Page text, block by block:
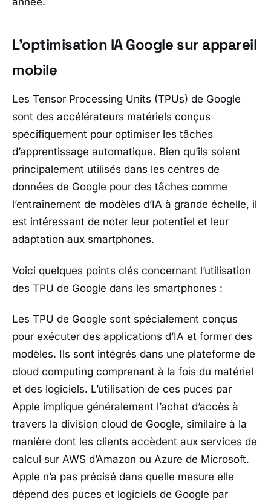
L’optimisation IA Google sur appareil
mobile
Les Tensor Processing Units (TPUs) de Google
sont des accélérateurs matériels conçus
spécifiquement pour optimiser les tâches
d’apprentissage automatique. Bien qu’ils soient
principalement utilisés dans les centres de
données de Google pour des tâches comme
l’entraînement de modèles d’IA à grande échelle, il
est intéressant de noter leur potentiel et leur
adaptation aux smartphones.
Voici quelques points clés concernant l’utilisation
des TPU de Google dans les smartphones :
Les TPU de Google sont spécialement conçus
pour exécuter des applications d’IA et former des
modèles. Ils sont intégrés dans une plateforme de
cloud computing comprenant à la fois du matériel
et des logiciels. L’utilisation de ces puces par
Apple implique généralement l’achat d’accès à
travers la division cloud de Google, similaire à la
manière dont les clients accèdent aux services de
calcul sur AWS d’Amazon ou Azure de Microsoft.
Apple n’a pas précisé dans quelle mesure elle
dépend des puces et logiciels de Google par